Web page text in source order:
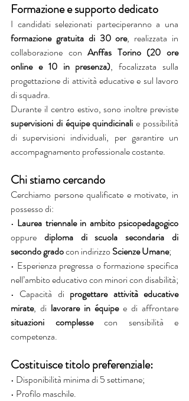
Formazione e supporto dedicato
I candidati selezionati parteciperanno a una
formazione gratuita di 30 ore, realizzata in
collaborazione con Anffas Torino (20 ore
online e 10 in presenza), focalizzata sulla
progettazione di attività educative e sul lavoro
di squadra.
supervisioni di équipe quindicinali e possibilità
di supervisioni individuali, per garantire un
accompagnamento professionale costante.
Chi stiamo cercando
Cerchiamo persone qualificate e motivate, in
possesso di:
• Laurea triennale in ambito psicopedagogico
oppure diploma di scuola secondaria di
secondo grado con indirizzo Scienze Umane;
• Esperienza pregressa o formazione specifica
nell’ambito educativo con minori con disabilità;
• Capacità di progettare attività educative
mirate, di lavorare in équipe e di affrontare
situazioni complesse con sensibilità e
competenza.
Costituisce titolo preferenziale:
• Disponibilità minima di 5 settimane;
• Profilo maschile.